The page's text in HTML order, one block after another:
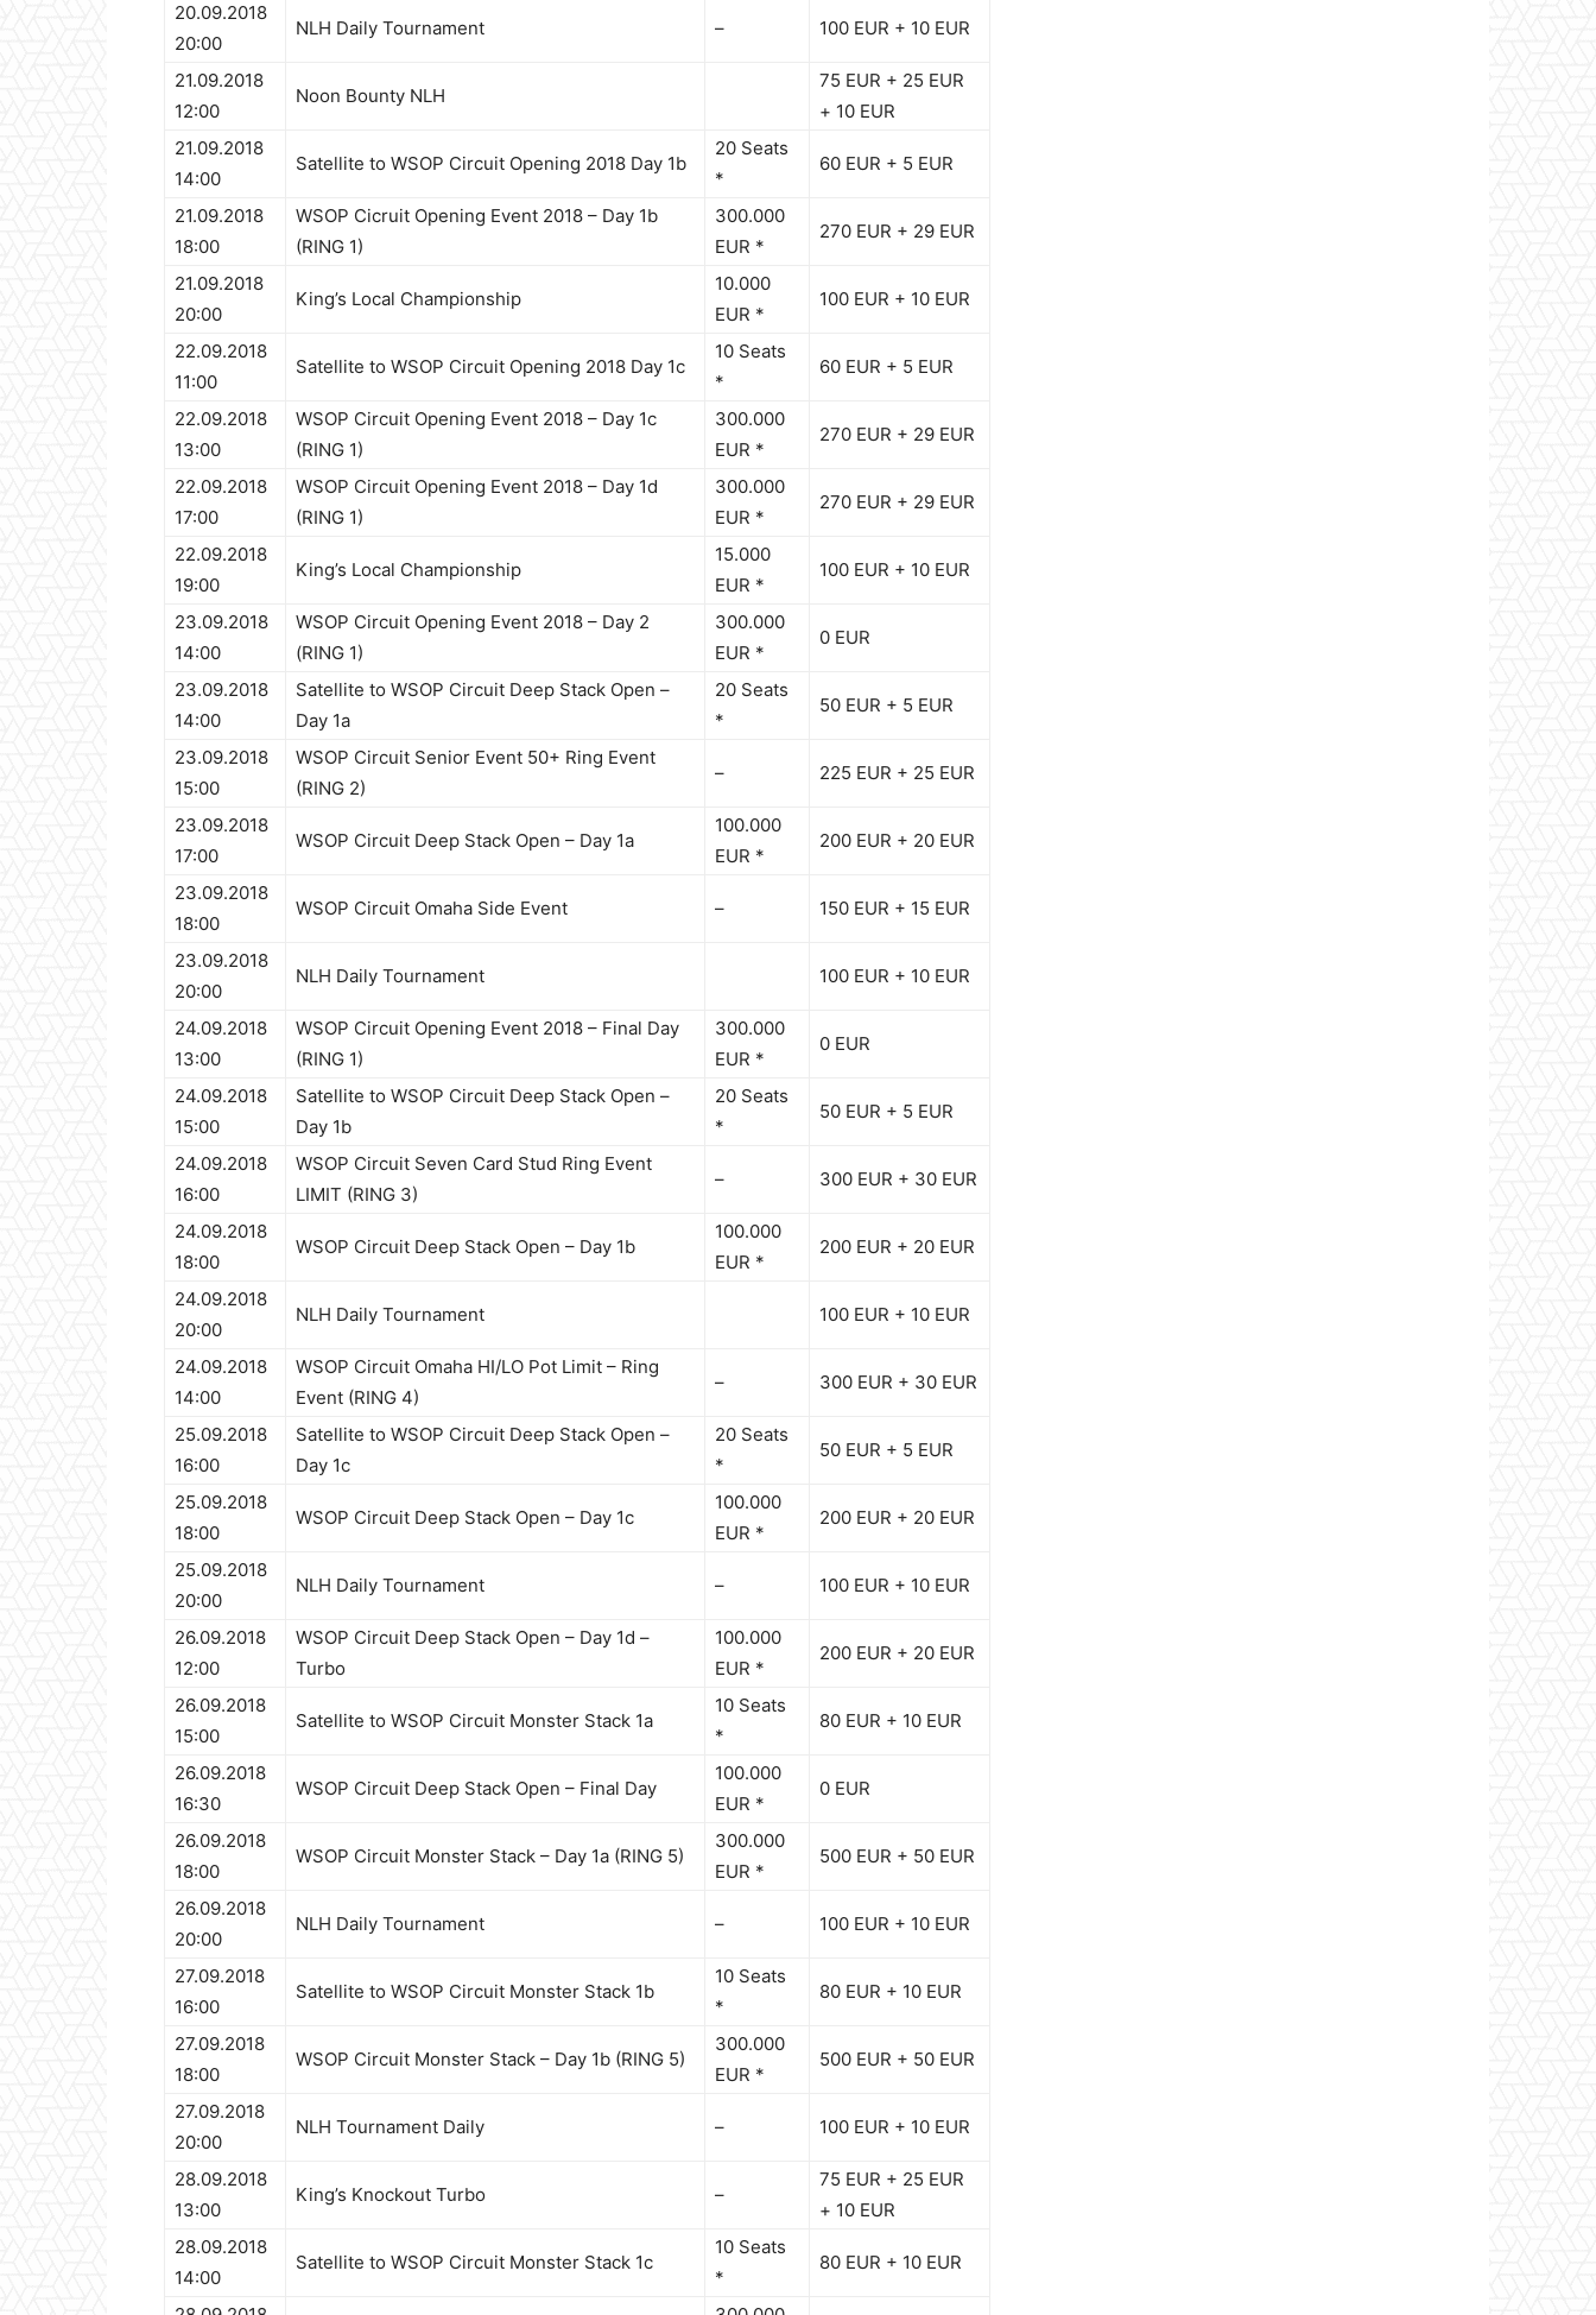
20.09.2018
20:00
NLH Daily Tournament – 100 EUR + 10 EUR
21.09.2018
12:00
Noon Bounty NLH
75 EUR + 25 EUR
+ 10 EUR
21.09.2018
14:00
Satellite to WSOP Circuit Opening 2018 Day 1b
20 Seats
*
60 EUR + 5 EUR
21.09.2018
18:00
WSOP Cicruit Opening Event 2018 – Day 1b
(RING 1)
300.000
EUR *
270 EUR + 29 EUR
21.09.2018
20:00
King’s Local Championship
10.000
EUR *
100 EUR + 10 EUR
22.09.2018
11:00
Satellite to WSOP Circuit Opening 2018 Day 1c
10 Seats
*
60 EUR + 5 EUR
22.09.2018
13:00
WSOP Circuit Opening Event 2018 – Day 1c
(RING 1)
300.000
EUR *
270 EUR + 29 EUR
22.09.2018
17:00
WSOP Circuit Opening Event 2018 – Day 1d
(RING 1)
300.000
EUR *
270 EUR + 29 EUR
22.09.2018
19:00
King’s Local Championship
15.000
EUR *
100 EUR + 10 EUR
23.09.2018
14:00
WSOP Circuit Opening Event 2018 – Day 2
(RING 1)
300.000
EUR *
0 EUR
23.09.2018
14:00
Satellite to WSOP Circuit Deep Stack Open –
Day 1a
20 Seats
*
50 EUR + 5 EUR
23.09.2018
15:00
WSOP Circuit Senior Event 50+ Ring Event
(RING 2)
– 225 EUR + 25 EUR
23.09.2018
17:00
WSOP Circuit Deep Stack Open – Day 1a
100.000
EUR *
200 EUR + 20 EUR
23.09.2018
18:00
WSOP Circuit Omaha Side Event – 150 EUR + 15 EUR
23.09.2018
20:00
NLH Daily Tournament 100 EUR + 10 EUR
24.09.2018
13:00
WSOP Circuit Opening Event 2018 – Final Day
(RING 1)
300.000
EUR *
0 EUR
24.09.2018
15:00
Satellite to WSOP Circuit Deep Stack Open –
Day 1b
20 Seats
*
50 EUR + 5 EUR
24.09.2018
16:00
WSOP Circuit Seven Card Stud Ring Event
LIMIT (RING 3)
– 300 EUR + 30 EUR
24.09.2018
18:00
WSOP Circuit Deep Stack Open – Day 1b
100.000
EUR *
200 EUR + 20 EUR
24.09.2018
20:00
NLH Daily Tournament 100 EUR + 10 EUR
24.09.2018
14:00
WSOP Circuit Omaha HI/LO Pot Limit – Ring
Event (RING 4)
– 300 EUR + 30 EUR
25.09.2018
16:00
Satellite to WSOP Circuit Deep Stack Open –
Day 1c
20 Seats
*
50 EUR + 5 EUR
25.09.2018
18:00
WSOP Circuit Deep Stack Open – Day 1c
100.000
EUR *
200 EUR + 20 EUR
25.09.2018
20:00
NLH Daily Tournament – 100 EUR + 10 EUR
26.09.2018
12:00
WSOP Circuit Deep Stack Open – Day 1d –
Turbo
100.000
EUR *
200 EUR + 20 EUR
26.09.2018
15:00
Satellite to WSOP Circuit Monster Stack 1a
10 Seats
*
80 EUR + 10 EUR
26.09.2018
16:30
WSOP Circuit Deep Stack Open – Final Day
100.000
EUR *
0 EUR
26.09.2018
18:00
WSOP Circuit Monster Stack – Day 1a (RING 5)
300.000
EUR *
500 EUR + 50 EUR
26.09.2018
20:00
NLH Daily Tournament – 100 EUR + 10 EUR
27.09.2018
16:00
Satellite to WSOP Circuit Monster Stack 1b
10 Seats
*
80 EUR + 10 EUR
27.09.2018
18:00
WSOP Circuit Monster Stack – Day 1b (RING 5)
300.000
EUR *
500 EUR + 50 EUR
27.09.2018
20:00
NLH Tournament Daily – 100 EUR + 10 EUR
28.09.2018
13:00
King’s Knockout Turbo –
75 EUR + 25 EUR
+ 10 EUR
28.09.2018
14:00
Satellite to WSOP Circuit Monster Stack 1c
10 Seats
*
80 EUR + 10 EUR